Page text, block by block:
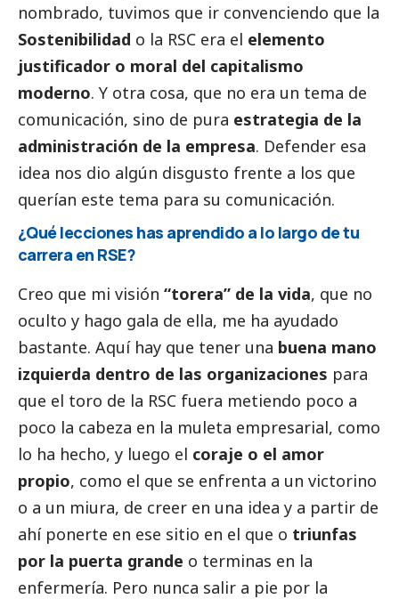
nombrado, tuvimos que ir convenciendo que la
Sostenibilidad o la RSC era el elemento
justificador o moral del capitalismo
moderno. Y otra cosa, que no era un tema de
comunicación, sino de pura estrategia de la
administración de la empresa. Defender esa
idea nos dio algún disgusto frente a los que
querían este tema para su comunicación.
¿Qué lecciones has aprendido a lo largo de tu
carrera en RSE?
Creo que mi visión “torera” de la vida, que no
oculto y hago gala de ella, me ha ayudado
bastante. Aquí hay que tener una buena mano
izquierda dentro de las organizaciones para
que el toro de la RSC fuera metiendo poco a
poco la cabeza en la muleta empresarial, como
lo ha hecho, y luego el coraje o el amor
propio, como el que se enfrenta a un victorino
o a un miura, de creer en una idea y a partir de
ahí ponerte en ese sitio en el que o triunfas
por la puerta grande o terminas en la
enfermería. Pero nunca salir a pie por la